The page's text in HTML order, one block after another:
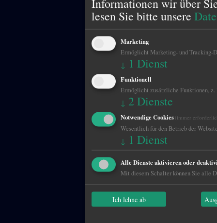
Informationen wir über
lesen Sie bitte unsere
Marketing
Ermöglicht Marketing- und Tracking-
↓ 1 Dienst
Funktionell
Ermöglicht zusätzliche Funktionen, z.
↓ 2 Dienste
Notwendige Cookies (immer
Wesentlich für den Betrieb der
↓ 1 Dienst
Alle Dienste aktivieren oder
Mit diesem Schalter können Sie alle
Ich lehne ab